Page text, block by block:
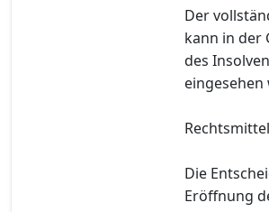
Der
kann in der
des
eingesehen
Die
Eröffnung